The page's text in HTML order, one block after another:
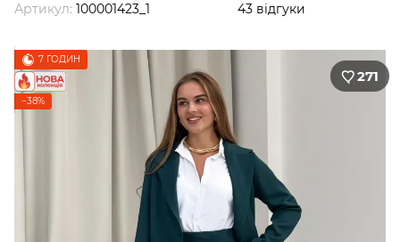
Артикул: 100001423_1 43 відгуки
7 ГОДИН
−38%
271